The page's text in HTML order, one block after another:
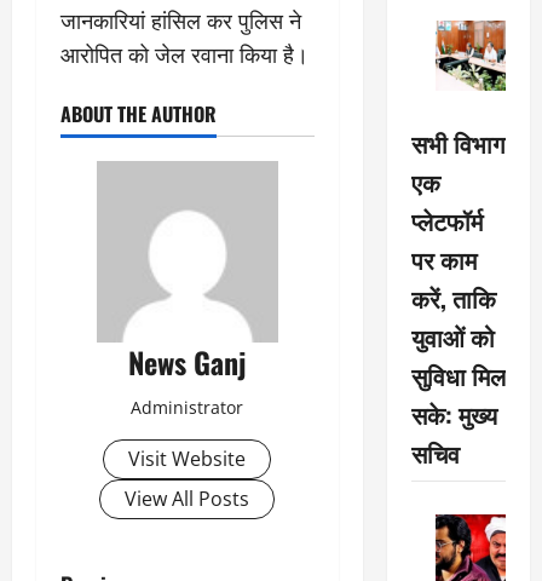
जानकारियां हांसिल कर पुलिस ने
आरोपित को जेल रवाना किया है।
ABOUT THE AUTHOR
News Ganj
Administrator
Visit Website
View All Posts
सभी विभाग
एक
प्लेटफॉर्म
पर काम
करें, ताकि
युवाओं को
सुविधा मिल
सके: मुख्य
सचिव